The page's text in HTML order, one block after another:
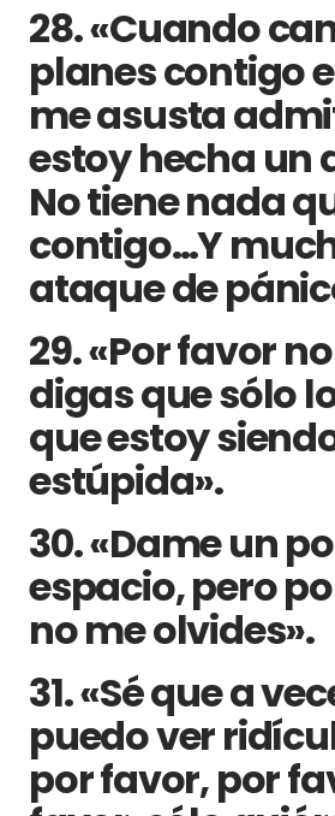
28. «Cuando
planes contigo
me asusta
estoy hecha un
No tiene nada
contigo…Y
ataque de
29. «Por favor
digas que sólo
que estoy
estúpida».
30. «Dame un
espacio, pero
no me olvides».
31. «Sé que a
puedo ver
por favor, por